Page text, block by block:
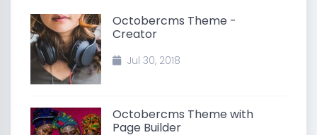
Octobercms Theme -
Creator
Jul 30, 2018
Octobercms Theme with
Page Builder